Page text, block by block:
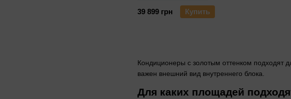
Кондиционеры с золотым оттенком подходят
важен внешний вид внутреннего блока.
Для каких площадей
39 899 грн
Купить